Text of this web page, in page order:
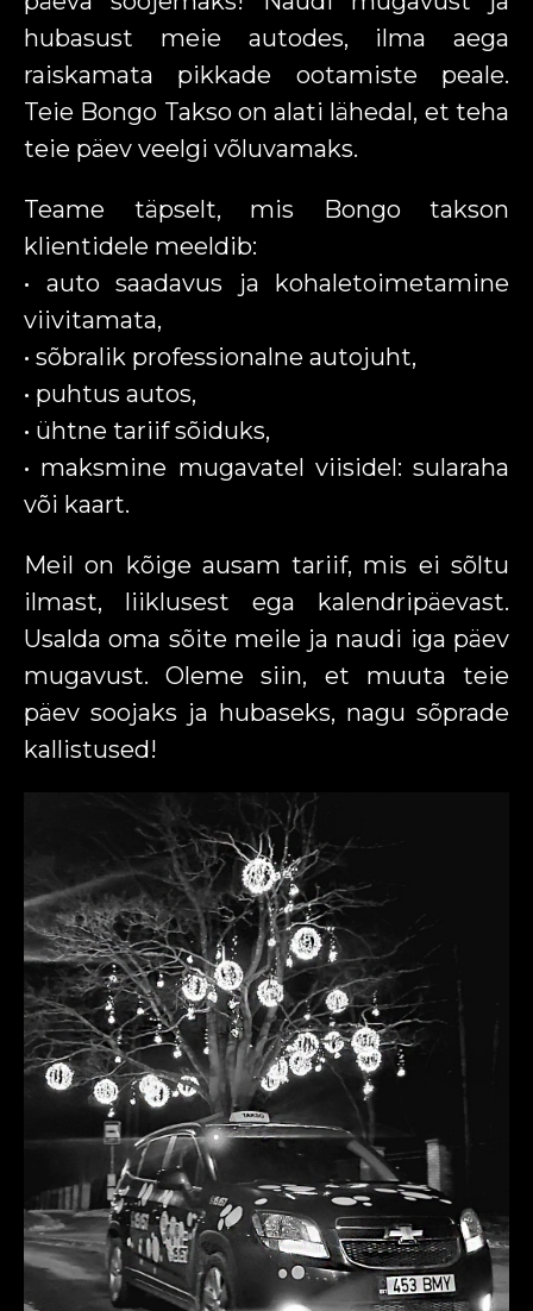
hubasust meie autodes, ilma aega
raiskamata pikkade ootamiste peale.
Teie Bongo Takso on alati lähedal, et teha
teie päev veelgi võluvamaks.
Teame täpselt, mis Bongo takson
klientidele meeldib:
• auto saadavus ja kohaletoimetamine
viivitamata,
• sõbralik professionalne autojuht,
• puhtus autos,
• ühtne tariif sõiduks,
• maksmine mugavatel viisidel: sularaha
või kaart.
Meil on kõige ausam tariif, mis ei sõltu
ilmast, liiklusest ega kalendripäevast.
Usalda oma sõite meile ja naudi iga päev
mugavust. Oleme siin, et muuta teie
päev soojaks ja hubaseks, nagu sõprade
kallistused!